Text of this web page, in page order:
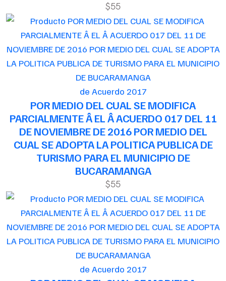
$55
de Acuerdo 2017
POR MEDIO DEL CUAL SE MODIFICA
PARCIALMENTE Â EL Â ACUERDO 017 DEL 11
DE NOVIEMBRE DE 2016 POR MEDIO DEL
CUAL SE ADOPTA LA POLITICA PUBLICA DE
TURISMO PARA EL MUNICIPIO DE
BUCARAMANGA
$55
de Acuerdo 2017